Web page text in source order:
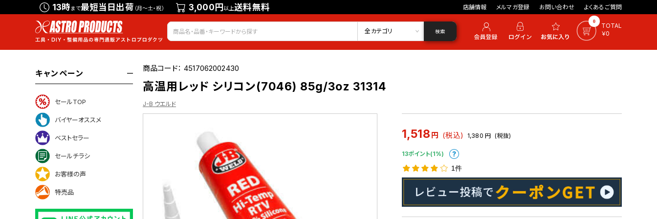
13時まで最短当日出荷 （月～土・祝） 3,000円以上送料無料 店舗情報 メルマガ登録 お問い合わせ よくあるご質問
会員登録 ログイン お気に入り 0
TOTAL
￥0
全カテゴリ 検索
キャンペーン
セールTOP
バイヤーオススメ
ベストセラー
セールチラシ
お客様の声
特売品
商品コード：4517062002430
高温用レッド シリコン(7046) 85g/3oz 31314
J-B ウエルド
1,518 円 (税込) 1,380 円 (税抜)
13ポイント(1%)
1件